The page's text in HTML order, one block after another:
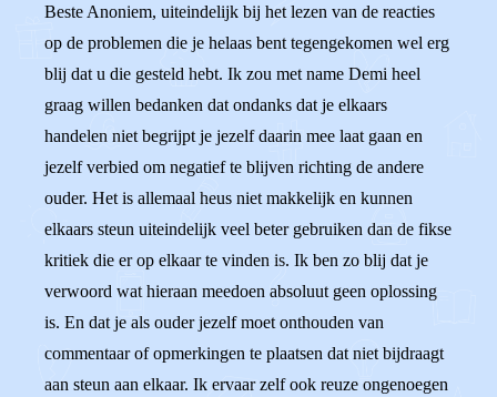
Beste Anoniem, uiteindelijk bij het lezen van de reacties
op de problemen die je helaas bent tegengekomen wel erg
blij dat u die gesteld hebt. Ik zou met name Demi heel
graag willen bedanken dat ondanks dat je elkaars
handelen niet begrijpt je jezelf daarin mee laat gaan en
jezelf verbied om negatief te blijven richting de andere
ouder. Het is allemaal heus niet makkelijk en kunnen
elkaars steun uiteindelijk veel beter gebruiken dan de fikse
kritiek die er op elkaar te vinden is. Ik ben zo blij dat je
verwoord wat hieraan meedoen absoluut geen oplossing
is. En dat je als ouder jezelf moet onthouden van
commentaar of opmerkingen te plaatsen dat niet bijdraagt
aan steun aan elkaar. Ik ervaar zelf ook reuze ongenoegen